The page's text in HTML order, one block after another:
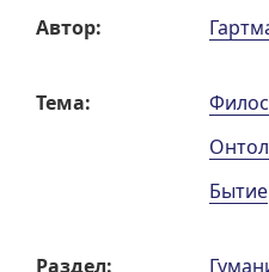
Автор:
Тема:
Бытие
Раздел: